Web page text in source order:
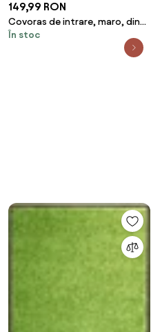
149,99 RON
Covoras de intrare, maro, din
fibra de cocos, 75x45 cm
În stoc